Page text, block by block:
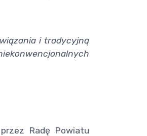
i tradycyjną
Radę Powiatu